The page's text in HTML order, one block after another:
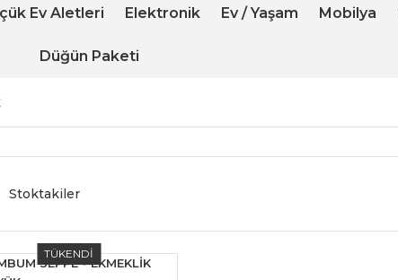
Ev Aletleri Elektronik Ev / Yaşam Mobilya
Düğün Paketi
Stoktakiler
TÜKENDİ
SEPPE - EKMEKLİK